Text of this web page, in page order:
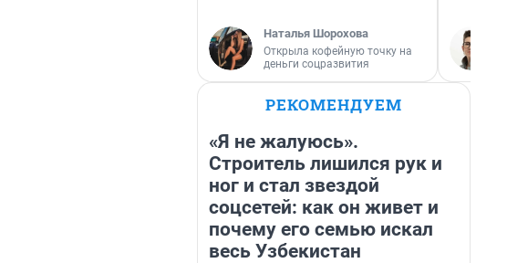
Наталья Шорохова
Открыла кофейную точку на
деньги соцразвития
РЕКОМЕНДУЕМ
«Я не жалуюсь».
Строитель лишился рук и
ног и стал звездой
соцсетей: как он живет и
почему его семью искал
весь Узбекистан